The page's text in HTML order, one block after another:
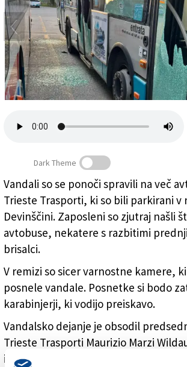
Uredništvo
Oglasi
Založnik
Zadruga PD
Naročnine
Poškodovani avtobus (TRIESTE
Dark Theme
Vandali so se ponoči spravili na več
Trieste Trasporti, ki so bili parkirani v
Devinščini. Zaposleni so zjutraj našli
avtobuse, nekatere s razbitimi
brisalci.
V remizi so sicer varnostne kamere,
posnele vandale. Posnetke si bodo
karabinjerji, ki vodijo preiskavo.
Vandalsko dejanje je obsodil
Trieste Trasporti Maurizio Marzi
izpostavil, da so krivci s tem naredili